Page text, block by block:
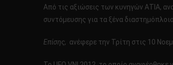
Από τις αξιώσεις των κυνηγών ΑΤΙΑ,
συντόμευσης για τα ξένα
Επίσης, ανέφερε την Τρίτη στις 10